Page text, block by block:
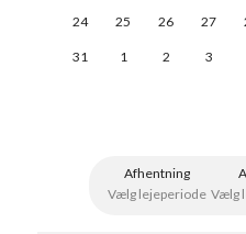
24 25 26 27
31 1 2 3
Afhentning
Vælg lejeperiode Vælg